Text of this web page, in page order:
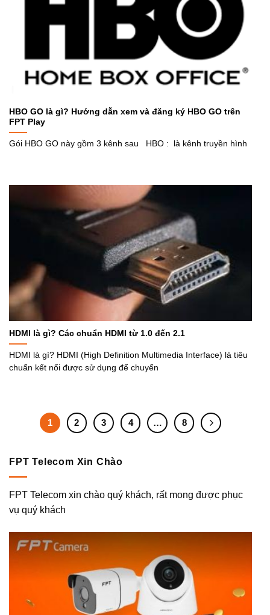
HBO GO là gì? Hướng dẫn xem và đăng ký HBO GO trên
FPT Play
Gói HBO GO này gồm 3 kênh sau HBO : là kênh truyền hình
HDMI là gì? Các chuẩn HDMI từ 1.0 đến 2.1
HDMI là gì? HDMI (High Definition Multimedia Interface) là tiêu
chuẩn kết nối được sử dụng để chuyển
1 2 3 4 … 8
FPT Telecom Xin Chào
FPT Telecom xin chào quý khách, rất mong được phục
vụ quý khách